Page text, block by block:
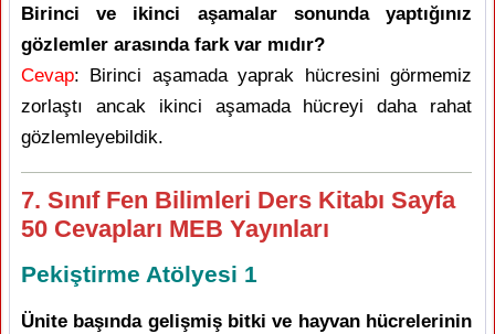
Birinci ve ikinci aşamalar sonunda yaptığınız
gözlemler arasında fark var mıdır?
Cevap: Birinci aşamada yaprak hücresini görmemiz
zorlaştı ancak ikinci aşamada hücreyi daha rahat
gözlemleyebildik.
7. Sınıf Fen Bilimleri Ders Kitabı Sayfa
50 Cevapları MEB Yayınları
Pekiştirme Atölyesi 1
Ünite başında gelişmiş bitki ve hayvan hücrelerinin